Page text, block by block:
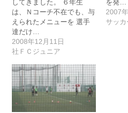
してきました。 ６年生
は、Ｎコーチ不在でも、与
えられたメニューを 選手
達だけ…
2008年12月11日
社ＦＣジュニア
を発…
2007
サッカ